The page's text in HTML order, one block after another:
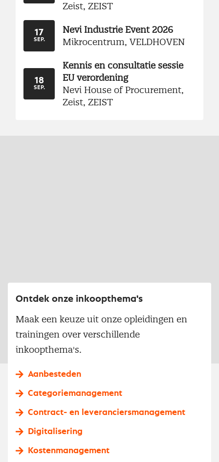
Zeist, ZEIST
17
SEP.
Nevi Industrie Event 2026
Mikrocentrum, VELDHOVEN
18
SEP.
Kennis en consultatie sessie
EU verordening
Nevi House of Procurement,
Zeist, ZEIST
Ontdek onze inkoopthema's
Maak een keuze uit onze opleidingen en
trainingen over verschillende
inkoopthema's.
Aanbesteden
Categoriemanagement
Contract- en leveranciersmanagement
Digitalisering
Kostenmanagement